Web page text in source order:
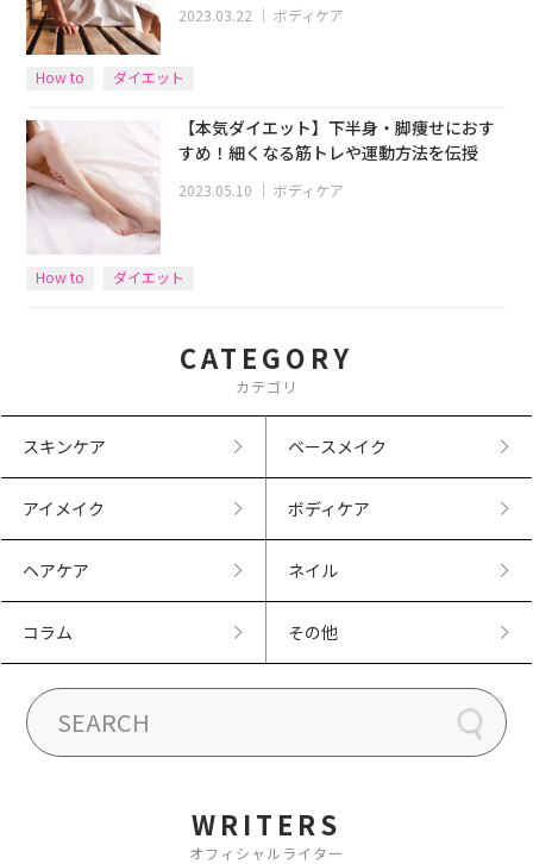
2023.03.22 ｜ボディケア
How to ダイエット
【本気ダイエット】下半身・脚痩せにおす
すめ！細くなる筋トレや運動方法を伝授
2023.05.10 ｜ボディケア
How to ダイエット
CATEGORY
カテゴリ
スキンケア ベースメイク
アイメイク ボディケア
ヘアケア ネイル
コラム その他
WRITERS
オフィシャルライター